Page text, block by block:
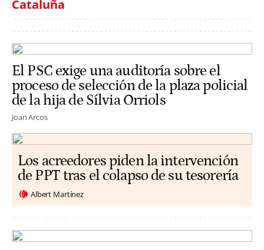
Cataluña
El PSC exige una auditoría sobre el
proceso de selección de la plaza policial
de la hija de Sílvia Orriols
Joan Arcos
Los acreedores piden la intervención
de PPT tras el colapso de su tesorería
Albert Martínez